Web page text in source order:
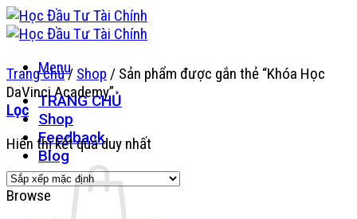
Bỏ
qua
dung Menu
TRANG CHỦ
Shop
Feedback
Blog
Trang chủ/ Shop / Sản phẩm được gắn thẻ “Khóa Học
DaVinci Academy”
Lọc
Hiển thị kết quả duy nhất
Browse